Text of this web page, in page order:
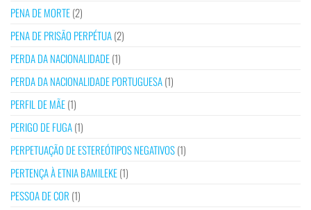
PENA DE MORTE(2)
PENA DE PRISÃO PERPÉTUA(2)
PERDA DA NACIONALIDADE(1)
PERDA DA NACIONALIDADE PORTUGUESA(1)
PERFIL DE MÃE(1)
PERIGO DE FUGA(1)
PERPETUAÇÃO DE ESTEREÓTIPOS NEGATIVOS(1)
PERTENÇA À ETNIA BAMILEKE(1)
PESSOA DE COR (1)